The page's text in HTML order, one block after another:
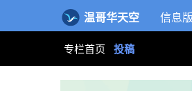
温哥华天空 信息版
专栏首页 投稿